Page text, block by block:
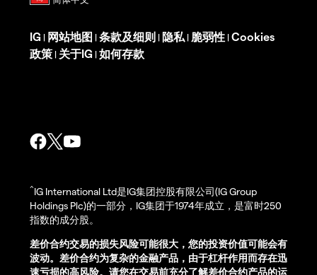
IG | 网站地图 | 条款及细则 | 隐私 | 脆弱性 | Cookies
政策 | 关于IG | 如何存款
^IG International Ltd是IG集团控股有限公司(IG Group
Holdings Plc)的一部分，IG集团于1974年成立，是富时250
指数的成分股。
差价合约交易的损失风险可能很大，您的投资价值可能会有
波动。差价合约为复杂的金融产品，由于杠杆作用而存在迅
速亏损的高风险。请您在交易前充分了解差价合约产品的运